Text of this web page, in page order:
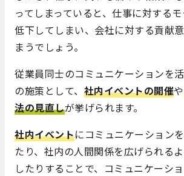
ってしまっていると、仕事に対する
低下してしまい、会社に対する貢献
まうでしょう。
従業員同士のコミュニケーションを
の施策として、 社内イベントの開催や
法の見直しが挙げられます。
社内イベントにコミュニケーション
たり、社内の人間関係を広げられる
したりすることで、コミュニケーシ